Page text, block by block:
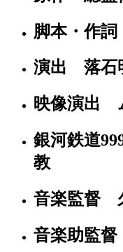
脚本・作
演出 落石
映像演出
銀河鉄道
教
音楽監督
音楽助監